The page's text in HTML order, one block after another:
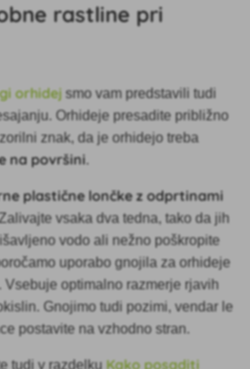
rastline pri
orhidej smo vam predstavili tudi
Orhideje presadite približno
znak, da je orhidejo treba
na površini.
plastične lončke z odprtinami
vsaka dva tedna, tako da jih
vodo ali nežno poškropite
uporabo gnojila za orhideje
Vsebuje optimalno razmerje rjavih
Gnojimo tudi pozimi, vendar le
postavite na vzhodno stran.
tudi v razdelku Kako posaditi